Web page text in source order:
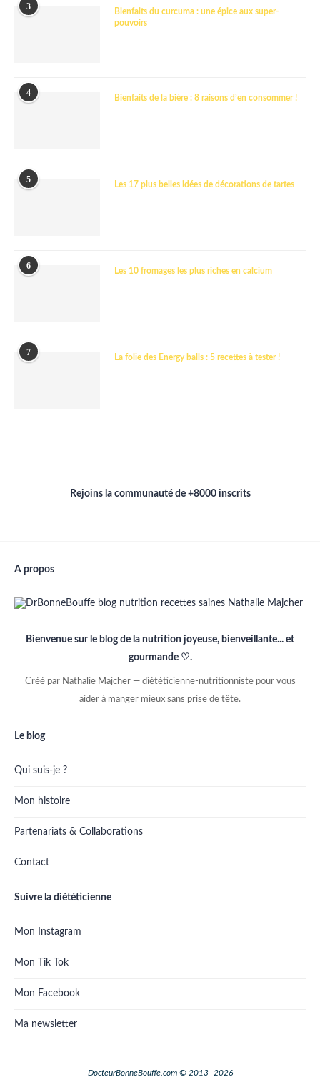
3
Bienfaits du curcuma : une épice aux super-
pouvoirs
4
Bienfaits de la bière : 8 raisons d’en consommer !
5
Les 17 plus belles idées de décorations de tartes
6
Les 10 fromages les plus riches en calcium
7
La folie des Energy balls : 5 recettes à tester !
Rejoins la communauté de +8000 inscrits
A propos
Bienvenue sur le blog de la nutrition joyeuse, bienveillante... et
gourmande ♡.
Créé par Nathalie Majcher — diététicienne-nutritionniste pour vous
aider à manger mieux sans prise de tête.
Le blog
Qui suis-je ?
Mon histoire
Partenariats & Collaborations
Contact
Suivre la diététicienne
Mon Instagram
Mon Tik Tok
Mon Facebook
Ma newsletter
DocteurBonneBouffe.com © 2013–2026